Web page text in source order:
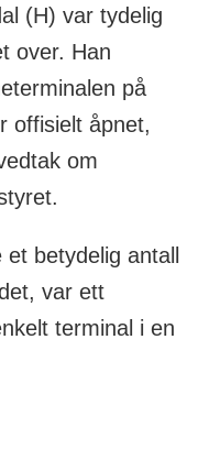
(H) var tydelig
over. Han
på
offisielt åpnet,
om
betydelig antall
var ett
terminal i en